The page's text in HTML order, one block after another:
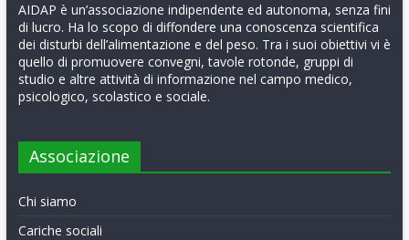
AIDAP è un’associazione indipendente ed autonoma, senza fini
di lucro. Ha lo scopo di diffondere una conoscenza scientifica
dei disturbi dell’alimentazione e del peso. Tra i suoi obiettivi vi è
quello di promuovere convegni, tavole rotonde, gruppi di
studio e altre attività di informazione nel campo medico,
psicologico, scolastico e sociale.
Associazione
Chi siamo
Cariche sociali